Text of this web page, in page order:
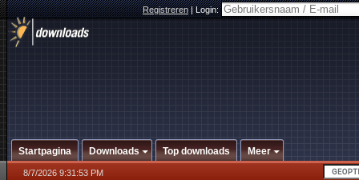
Registreren|Login:
Startpagina Downloads Top downloads Meer
8/7/2026 9:31:53 PM